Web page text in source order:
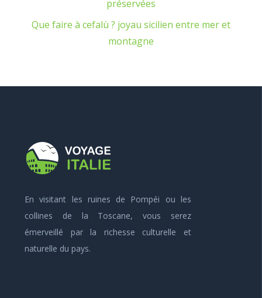
préservées
Que faire à cefalù ? joyau sicilien entre mer et
montagne
En visitant les ruines de Pompéi ou les
collines de la Toscane, vous serez
émerveillé par la richesse culturelle et
naturelle du pays.